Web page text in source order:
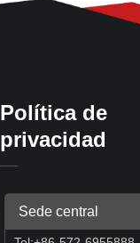
Política de
privacidad
Sede central